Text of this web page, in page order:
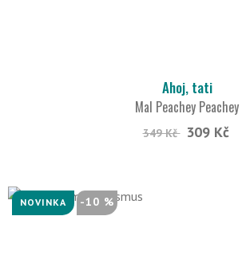
Ahoj, tati
Mal Peachey Peachey
349 Kč 309 Kč
NOVINKA -10 %